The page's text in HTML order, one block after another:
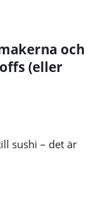
och
(eller
sushi – det är